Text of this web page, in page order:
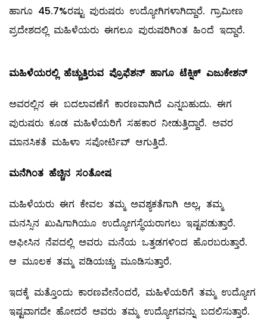
ಹಾಗೂ 45.7%ರಷ್ಟು ಪುರುಷರು ಉದ್ಯೋಗಿಗಳಾಗಿದ್ದಾರೆ. ಗ್ರಾಮೀಣ
ಪ್ರದೇಶದಲ್ಲಿ ಮಹಿಳೆಯರು ಈಗಲೂ ಪುರುಷರಿಗಿಂತ ಹಿಂದೆ ಇದ್ದಾರೆ.
ಮಹಿಳೆಯರಲ್ಲಿ ಹೆಚ್ಚುತ್ತಿರುವ ಪ್ರೊಫೆಶನ್‌ ಹಾಗೂ ಟೆಕ್ನಿಕ್‌ ಎಜುಕೇಶನ್‌
ಅವರಲ್ಲಿನ ಈ ಬದಲಾವಣೆಗೆ ಕಾರಣವಾಗಿದೆ ಎನ್ನಬಹುದು. ಈಗ
ಪುರುಷರು ಕೂಡ ಮಹಿಳೆಯರಿಗೆ ಸಹಕಾರ ನೀಡುತ್ತಿದ್ದಾರೆ. ಅವರ
ಮಾನಸಿಕತೆ ಮಹಿಳಾ ಸಪೋರ್ಟಿವ್ ಆಗುತ್ತಿದೆ.
ಮನೆಗಿಂತ ಹೆಚ್ಚಿನ ಸಂತೋಷ
ಮಹಿಳೆಯರು ಈಗ ಕೇವಲ ತಮ್ಮ ಅವಶ್ಯಕತೆಗಾಗಿ ಅಲ್ಲ, ತಮ್ಮ
ಮನಸ್ಸಿನ ಖುಷಿಗಾಗಿಯೂ ಉದ್ಯೋಗಸ್ಥೆಯರಾಗಲು ಇಷ್ಟಪಡುತ್ತಾರೆ.
ಆಫೀಸಿನ ನೆಪದಲ್ಲಿ ಅವರು ಮನೆಯ ಒತ್ತಡಗಳಿಂದ ಹೊರಬರುತ್ತಾರೆ.
ಆ ಮೂಲಕ ತಮ್ಮ ಪಡಿಯಚ್ಚು ಮೂಡಿಸುತ್ತಾರೆ.
ಇದಕ್ಕೆ ಮತ್ತೊಂದು ಕಾರಣವೇನೆಂದರೆ, ಮಹಿಳೆಯರಿಗೆ ತಮ್ಮ ಉದ್ಯೋಗ
ಇಷ್ಟವಾಗದೇ ಹೋದರೆ ಅವರು ತಮ್ಮ ಉದ್ಯೋಗವನ್ನು ಬದಲಿಸುತ್ತಾರೆ.